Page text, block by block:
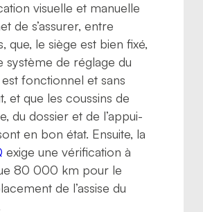
visuelle et manuelle
de s’assurer, entre
que, le siège est bien fixé,
système de réglage du
fonctionnel et sans
et que les coussins de
du dossier et de l’appui-
en bon état. Ensuite, la
exige une vérification à
80 000 km pour le
de l’assise du